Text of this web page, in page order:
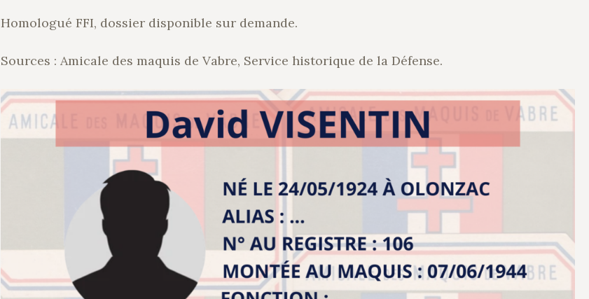
Homologué FFI, dossier disponible sur demande.
Sources : Amicale des maquis de Vabre, Service historique de la Défense.